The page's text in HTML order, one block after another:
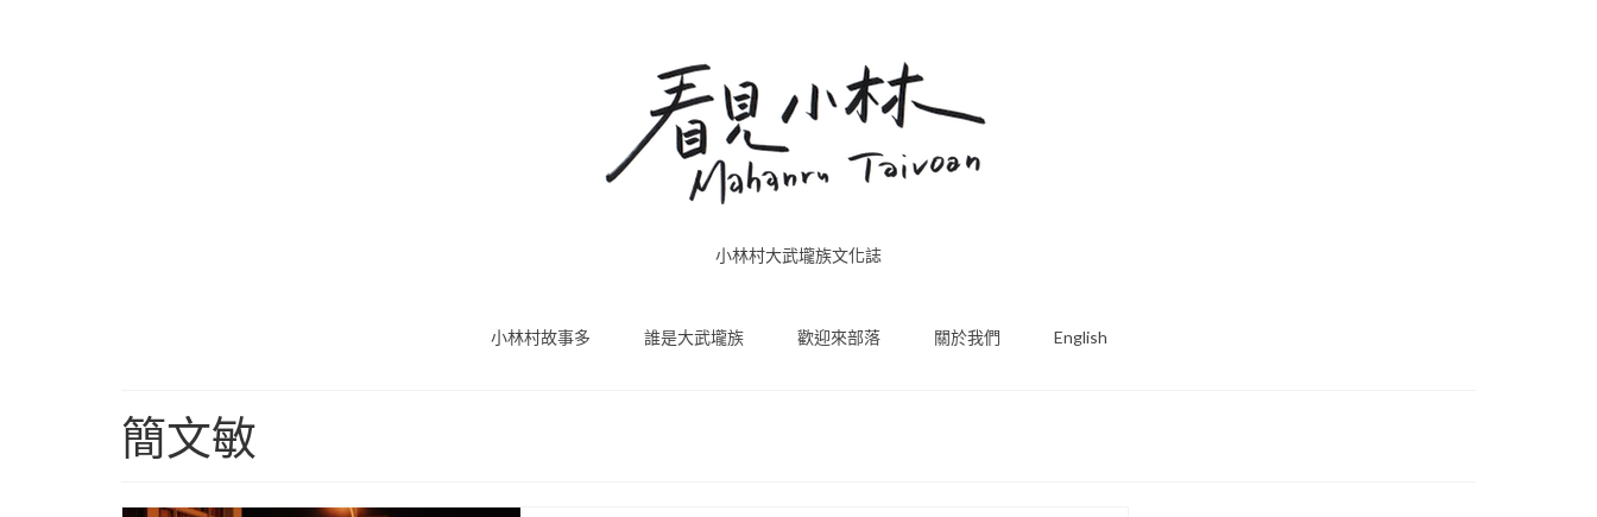
小林村大武壠族文化誌
小林村故事多 誰是大武壠族 歡迎來部落 關於我們 English
簡文敏